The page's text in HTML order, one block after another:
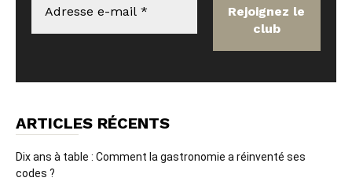
ARTICLES RÉCENTS
Dix ans à table : Comment la gastronomie a réinventé ses
codes ?